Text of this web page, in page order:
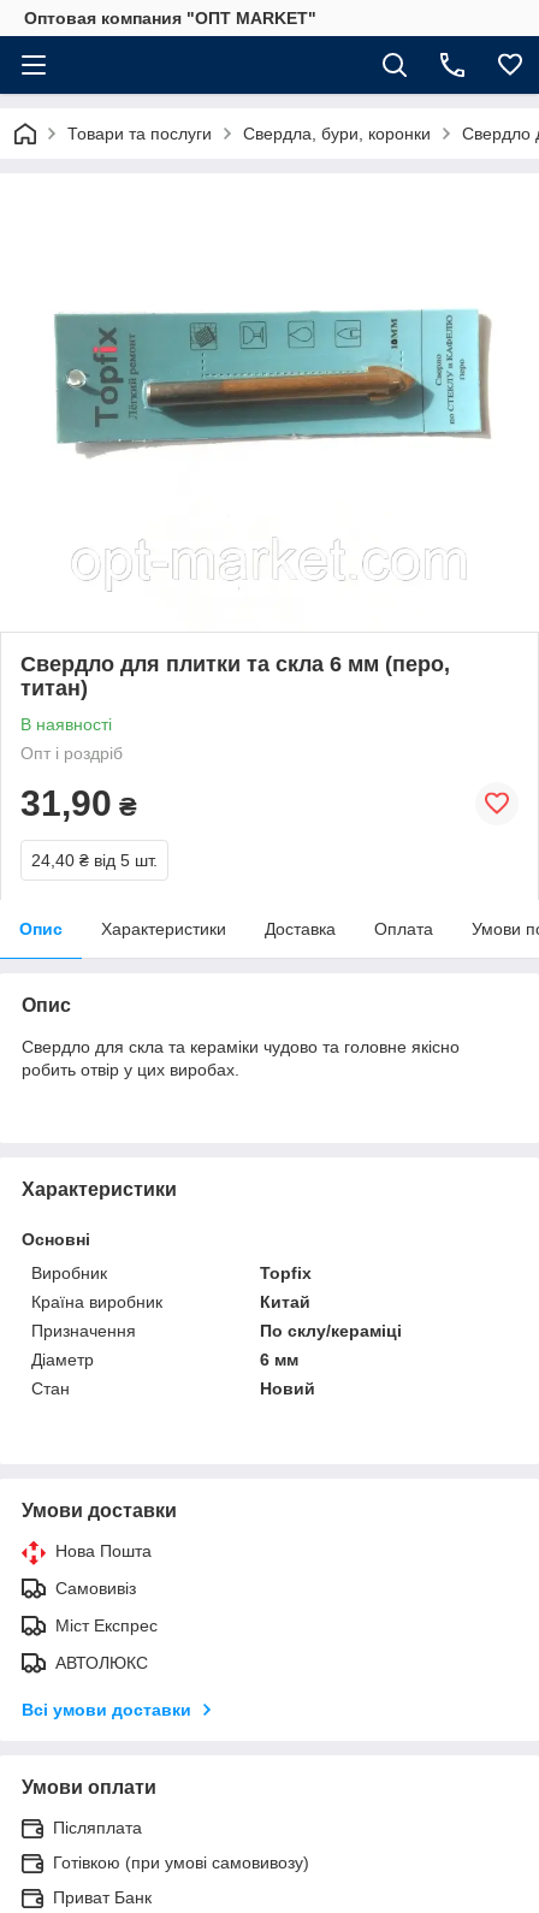
Оптовая компания "ОПТ MARKET"
Товари та послуги Свердла, бури, коронки Свердло
Свердло для плитки та скла 6 мм (перо,
титан)
В наявності
Опт і роздріб
31,90 ₴
24,40 ₴ від 5 шт.
Опис Характеристики Доставка Оплата Умови
Опис
Свердло для скла та кераміки чудово та головне якісно
робить отвір у цих виробах.
Характеристики
Основні
Виробник
Topfix
Країна виробник
Китай
Призначення
По склу/кераміці
Діаметр
6 мм
Стан
Новий
Умови доставки
Нова Пошта
Самовивіз
Міст Експрес
АВТОЛЮКС
Всі умови доставки
Умови оплати
Післяплата
Готівкою (при умові самовивозу)
Приват Банк